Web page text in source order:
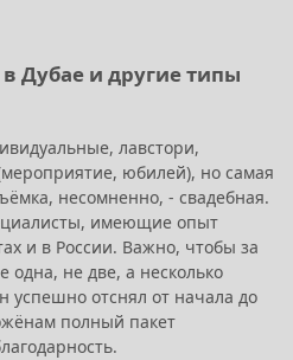
Дубае и другие типы
лавстори,
юбилей), но самая
несомненно, - свадебная.
имеющие опыт
и в России. Важно, чтобы за
не две, а несколько
успешно отснял от начала до
полный пакет